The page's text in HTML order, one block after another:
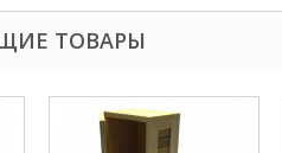
ТОВАРЫ